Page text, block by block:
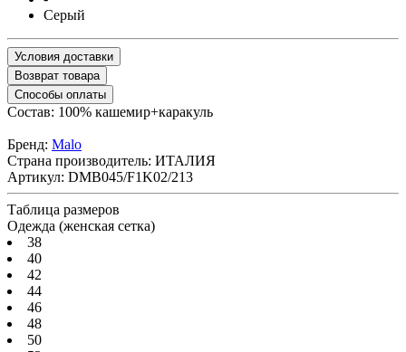
Серый
Условия доставки
Возврат товара
Способы оплаты
Состав: 100% кашемир+каракуль
Бренд: Malo
Страна производитель: ИТАЛИЯ
Артикул: DMB045/F1K02/213
Таблица размеров
Одежда (женская сетка)
38
40
42
44
46
48
50